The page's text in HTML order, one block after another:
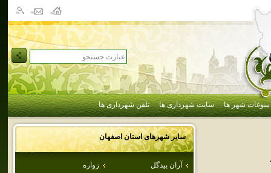
سوغات شهر ها سایت شهرداری ها تلفن شهرداری ها
سایر شهرهای استاناصفهان
آران بيدگل
زواره